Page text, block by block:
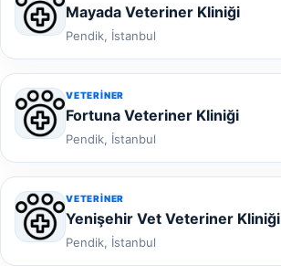
Mayada Veteriner Kliniği
Pendik, İstanbul
VETERINER
Fortuna Veteriner Kliniği
Pendik, İstanbul
VETERINER
Yenişehir Vet Veteriner Kliniği
Pendik, İstanbul